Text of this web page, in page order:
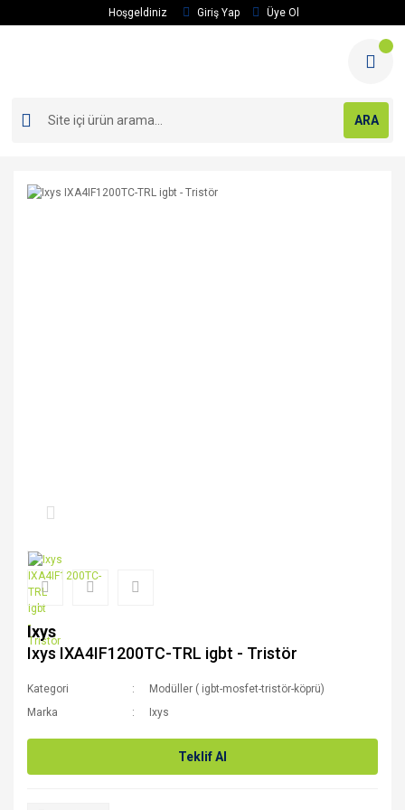
Hoşgeldiniz Giriş Yap Üye Ol
ARA
Ixys
Ixys IXA4IF1200TC-TRL igbt - Tristör
Kategori
Modüller ( igbt-mosfet-tristör-köprü)
Marka
Ixys
Teklif Al